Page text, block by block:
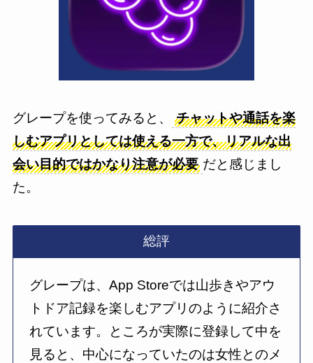
グレープを使ってみると、
チャットや通話を楽
しむアプリとしては使える一方で、リアルな出
会い目的ではかなり注意が必要 だと感じまし
た。
総評
グレープは、App Storeでは山歩きやアウ
トドア記録を楽しむアプリのように紹介さ
れています。ところが実際に登録して中を
見ると、中心になっていたのは女性とのメ